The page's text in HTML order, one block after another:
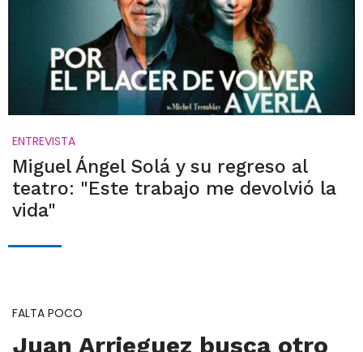
ENTREVISTA
Miguel Ángel Solá y su regreso al
teatro: "Este trabajo me devolvió la
vida"
FALTA POCO
Juan Arrieguez busca otro